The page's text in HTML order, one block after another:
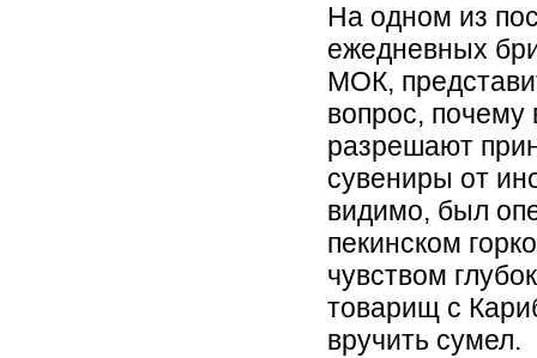
На одном из
ежедневных
МОК,
вопрос,
разрешают
сувениры от
видимо, был
пекинском
чувством
товарищ с
вручить сумел.